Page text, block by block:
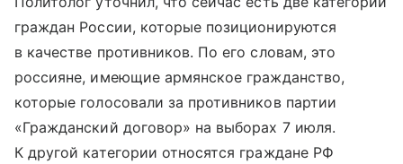
граждан России, которые позиционируются
в качестве противников. По его словам, это
россияне, имеющие армянское гражданство,
которые голосовали за противников партии
«Гражданский договор» на выборах 7 июля.
К другой категории относятся граждане РФ